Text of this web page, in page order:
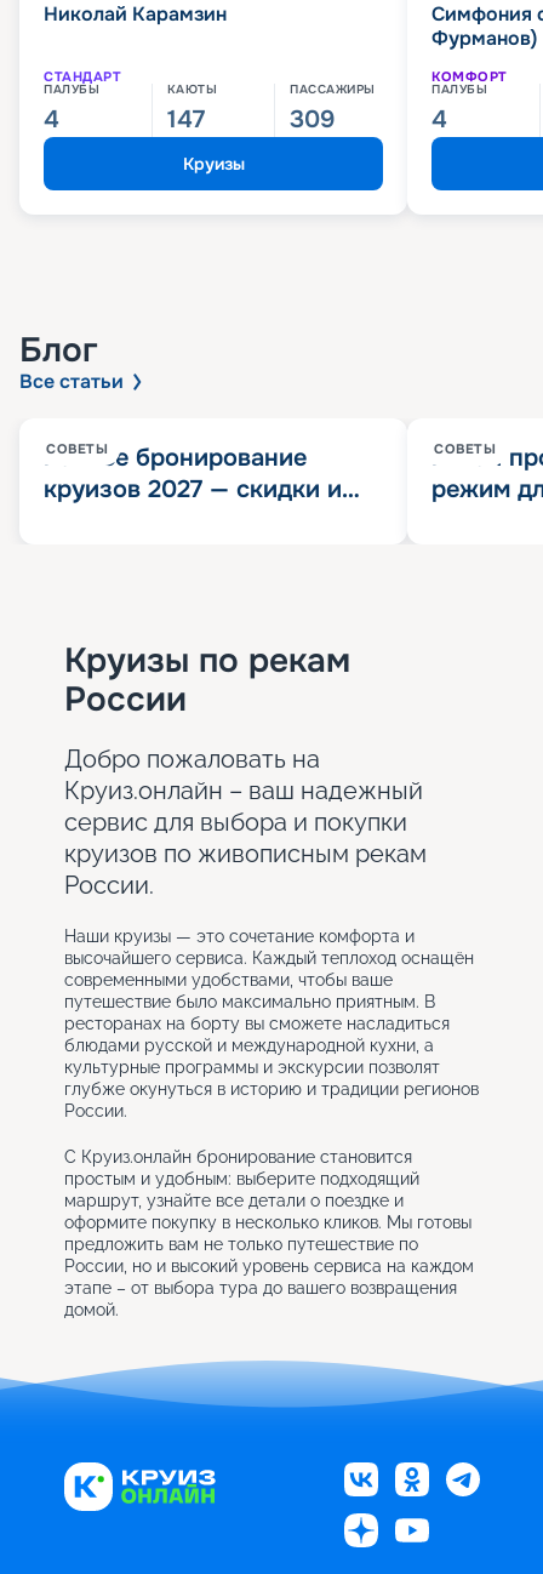
Николай Карамзин
СТАНДАРТ
ПАЛУБЫ
4
КАЮТЫ
147
ПАССАЖИРЫ
309
Круизы
Симфония
Фурманов)
КОМФОРТ
ПАЛУБЫ
4
Блог
Все статьи
СОВЕТЫ
Раннее бронирование
круизов 2027 — скидки и
СОВЕТЫ
Китай
режим
Круизы по рекам
России
Добро пожаловать на
Круиз.онлайн – ваш надежный
сервис для выбора и покупки
круизов по живописным рекам
России.
Наши круизы — это сочетание комфорта и
высочайшего сервиса. Каждый теплоход оснащён
современными удобствами, чтобы ваше
путешествие было максимально приятным. В
ресторанах на борту вы сможете насладиться
блюдами русской и международной кухни, а
культурные программы и экскурсии позволят
глубже окунуться в историю и традиции регионов
России.
С Круиз.онлайн бронирование становится
простым и удобным: выберите подходящий
маршрут, узнайте все детали о поездке и
оформите покупку в несколько кликов. Мы готовы
предложить вам не только путешествие по
России, но и высокий уровень сервиса на каждом
этапе – от выбора тура до вашего возвращения
домой.